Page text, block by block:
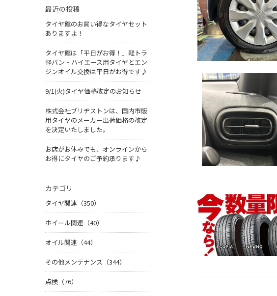
最近の投稿
タイヤ館のお買い得なタイヤセット
ありますよ！
タイヤ館は「平日がお得！」軽トラ
軽バン・ハイエース用タイヤとエン
ジンオイル交換は平日がお得です♪
9/1(火)タイヤ価格改定のお知らせ
株式会社ブリヂストンは、国内市販
用タイヤのメーカー出荷価格の改定
を決定いたしました。
お店がお休みでも、オンラインから
お得にタイヤのご予約承ります♪
カテゴリ
タイヤ関連（350）
ホイール関連（40）
オイル関連（44）
その他メンテナンス（344）
点検（76）